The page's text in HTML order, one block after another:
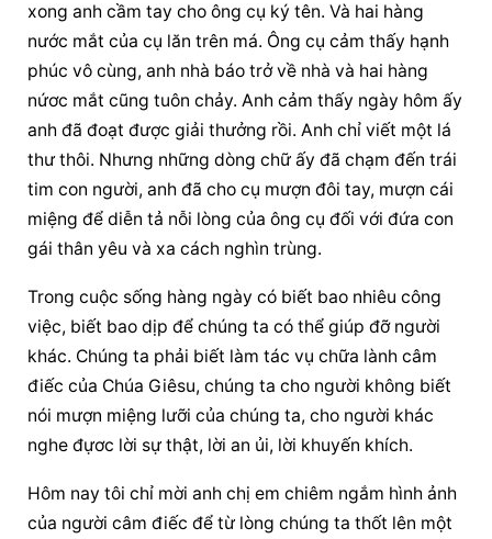
xong anh cầm tay cho ông cụ ký tên. Và hai hàng
nước mắt của cụ lăn trên má. Ông cụ cảm thấy hạnh
phúc vô cùng, anh nhà báo trở về nhà và hai hàng
nứơc mắt cũng tuôn chảy. Anh cảm thấy ngày hôm ấy
anh đã đoạt được giải thưởng rồi. Anh chỉ viết một lá
thư thôi. Nhưng những dòng chữ ấy đã chạm đến trái
tim con người, anh đã cho cụ mượn đôi tay, mượn cái
miệng để diễn tả nỗi lòng của ông cụ đối với đứa con
gái thân yêu và xa cách nghìn trùng.
Trong cuộc sống hàng ngày có biết bao nhiêu công
việc, biết bao dịp để chúng ta có thể giúp đỡ người
khác. Chúng ta phải biết làm tác vụ chữa lành câm
điếc của Chúa Giêsu, chúng ta cho người không biết
nói mượn miệng lưỡi của chúng ta, cho người khác
nghe đựơc lời sự thật, lời an ủi, lời khuyến khích.
Hôm nay tôi chỉ mời anh chị em chiêm ngắm hình ảnh
của người câm điếc để từ lòng chúng ta thốt lên một